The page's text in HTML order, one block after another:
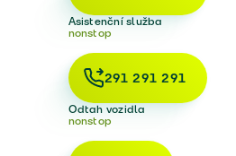
Asistenční služba
nonstop
291 291 291
Odtah vozidla
nonstop